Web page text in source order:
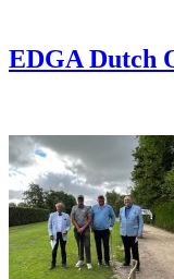
EDGA Dutch